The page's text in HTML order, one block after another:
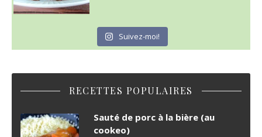
Suivez-moi!
RECETTES POPULAIRES
Sauté de porc à la bière (au
cookeo)